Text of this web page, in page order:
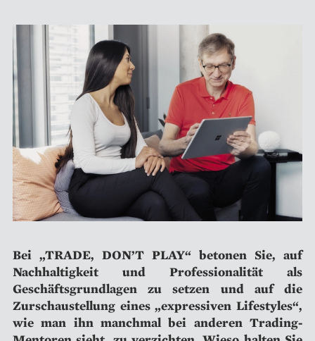
Bei „TRADE, DON’T PLAY“ betonen Sie, auf
Nachhaltigkeit und Professionalität als
Geschäftsgrundlagen zu setzen und auf die
Zurschaustellung eines „expressiven Lifestyles“,
wie man ihn manchmal bei anderen Trading-